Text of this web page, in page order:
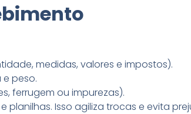
medidas, valores e impostos).
peso.
ferrugem ou impurezas).
planilhas. Isso agiliza trocas e evita